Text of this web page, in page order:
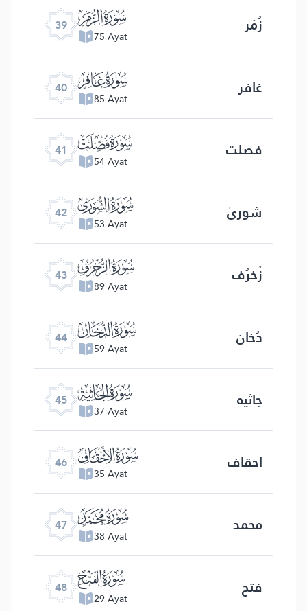
39 ﯔ
75 Ayat زُمَر
40 ﯕ
85 Ayat غافر
41 ﯖ
54 Ayat فصلت
42 ﯗ
53 Ayat شوریٰ
43 ﯘ
89 Ayat زُخرُف
44 ﯙ
59 Ayat دُخان
45 ﯚ
37 Ayat جاثیه
46 ﯛ
35 Ayat احقاف
47 ﯜ
38 Ayat محمد
48 ﯝ
29 Ayat فتح